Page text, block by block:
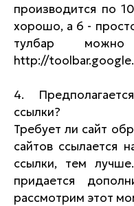
производится по
хорошо, а 6 -
тулбар
http://
4.
ссылки?
Требует ли сайт
сайтов ссылается
ссылки, тем
придается
рассмотрим этот